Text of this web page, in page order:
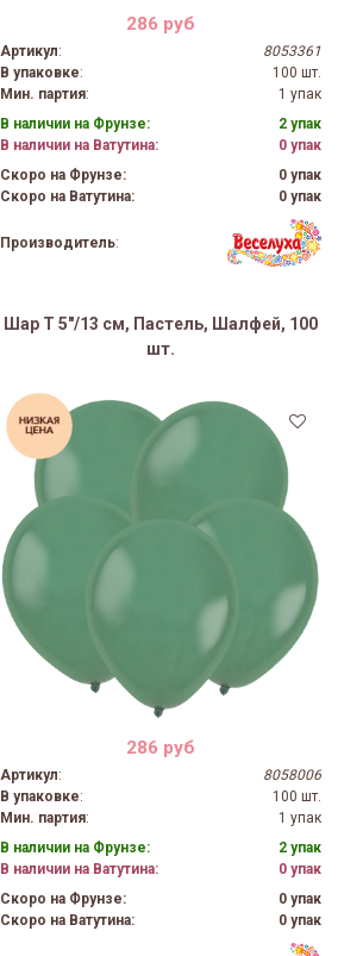
286 руб
Артикул:
8053361
В упаковке:
100 шт.
Мин. партия:
1 упак
В наличии на Фрунзе:
2 упак
В наличии на Ватутина:
0 упак
Скоро на Фрунзе:
0 упак
Скоро на Ватутина:
0 упак
Производитель:
Шар Т 5"/13 см, Пастель, Шалфей, 100
шт.
286 руб
Артикул:
8058006
В упаковке:
100 шт.
Мин. партия:
1 упак
В наличии на Фрунзе:
2 упак
В наличии на Ватутина:
0 упак
Скоро на Фрунзе:
0 упак
Скоро на Ватутина:
0 упак